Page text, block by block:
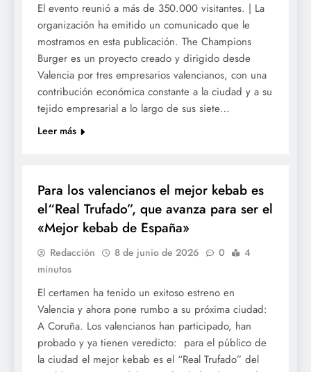
El evento reunió a más de 350.000 visitantes. | La
organización ha emitido un comunicado que le
mostramos en esta publicación. The Champions
Burger es un proyecto creado y dirigido desde
Valencia por tres empresarios valencianos, con una
contribución económica constante a la ciudad y a su
tejido empresarial a lo largo de sus siete…
Leer más
Para los valencianos el mejor kebab es
el“Real Trufado”, que avanza para ser el
«Mejor kebab de España»
Redacción 8 de junio de 2026 0
4
minutos
El certamen ha tenido un exitoso estreno en
Valencia y ahora pone rumbo a su próxima ciudad:
A Coruña. Los valencianos han participado, han
probado y ya tienen veredicto: para el público de
la ciudad el mejor kebab es el “Real Trufado” del